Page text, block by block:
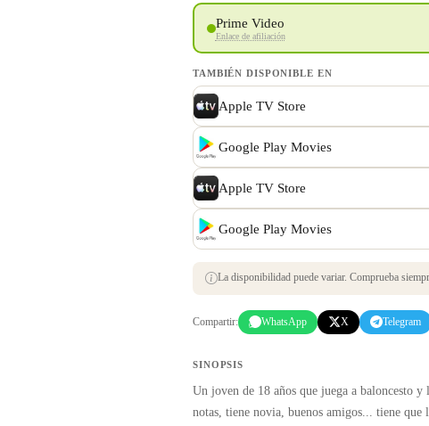
Prime Video
Enlace de afiliación
TAMBIÉN DISPONIBLE EN
Apple TV Store
Google Play Movies
Apple TV Store
Google Play Movies
La disponibilidad puede variar. Comprueba
Compartir: WhatsApp X Telegram
SINOPSIS
Un joven de 18 años que juega a baloncesto
notas, tiene novia, buenos amigos... tiene